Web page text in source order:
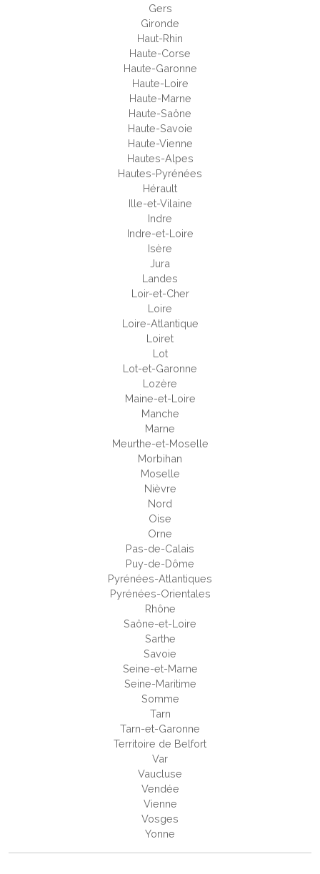
Gers
Gironde
Haut-Rhin
Haute-Corse
Haute-Garonne
Haute-Loire
Haute-Marne
Haute-Saône
Haute-Savoie
Haute-Vienne
Hautes-Alpes
Hautes-Pyrénées
Hérault
Ille-et-Vilaine
Indre
Indre-et-Loire
Isère
Jura
Landes
Loir-et-Cher
Loire
Loire-Atlantique
Loiret
Lot
Lot-et-Garonne
Lozère
Maine-et-Loire
Manche
Marne
Meurthe-et-Moselle
Morbihan
Moselle
Nièvre
Nord
Oise
Orne
Pas-de-Calais
Puy-de-Dôme
Pyrénées-Atlantiques
Pyrénées-Orientales
Rhône
Saône-et-Loire
Sarthe
Savoie
Seine-et-Marne
Seine-Maritime
Somme
Tarn
Tarn-et-Garonne
Territoire de Belfort
Var
Vaucluse
Vendée
Vienne
Vosges
Yonne